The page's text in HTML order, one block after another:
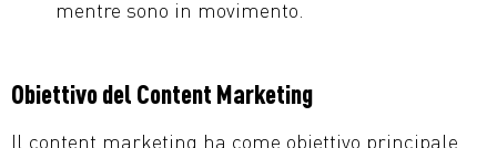
mentre sono in movimento.
Obiettivo del Content Marketing
Il content marketing ha come obiettivo principale